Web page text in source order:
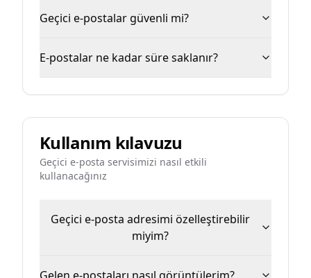
Geçici e-postalar güvenli mi?
E-postalar ne kadar süre saklanır?
Kullanım kılavuzu
Geçici e-posta servisimizi nasıl etkili
kullanacağınız
Geçici e-posta adresimi özelleştirebilir
miyim?